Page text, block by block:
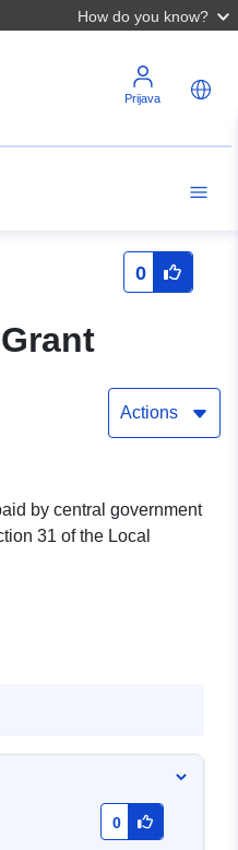
How do you know?
Prijava
0
Actions
by central government
31 of the Local
0